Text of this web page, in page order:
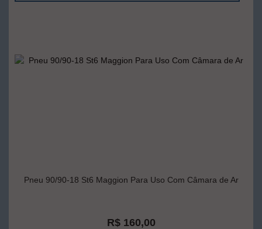
Pneu 90/90-18 St6 Maggion Para Uso Com Câmara de Ar
R$ 160,00